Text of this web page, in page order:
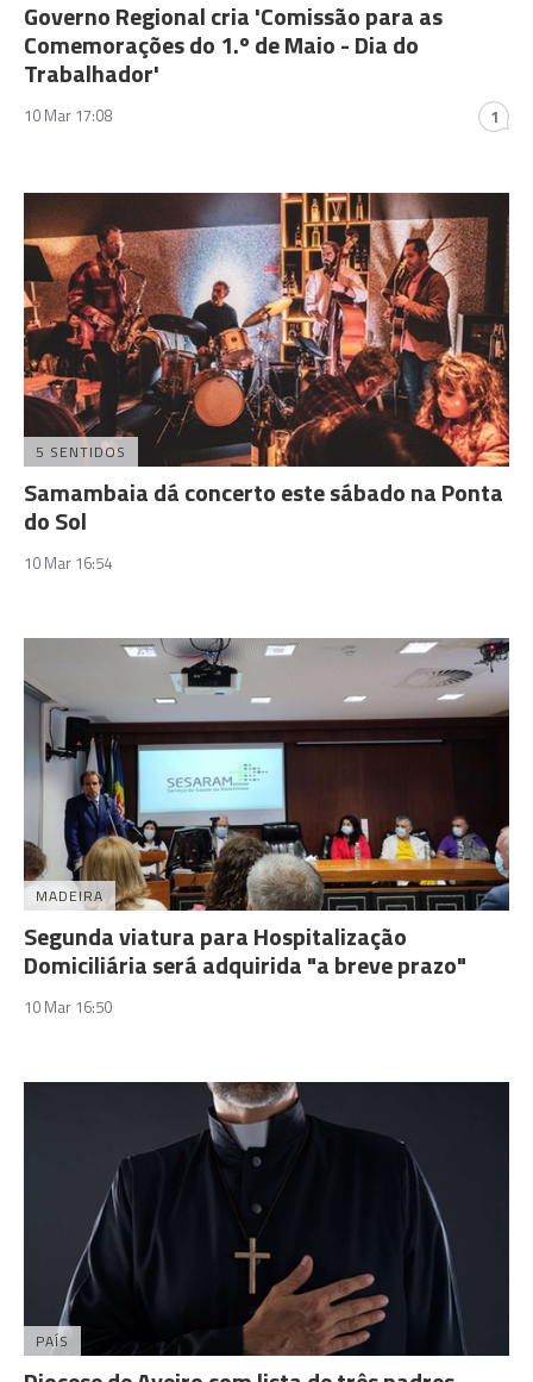
Governo Regional cria 'Comissão para as
Comemorações do 1.º de Maio - Dia do
Trabalhador'
10 Mar 17:08 1
5 SENTIDOS
Samambaia dá concerto este sábado na Ponta
do Sol
10 Mar 16:54
MADEIRA
Segunda viatura para Hospitalização
Domiciliária será adquirida "a breve prazo"
10 Mar 16:50
PAÍS